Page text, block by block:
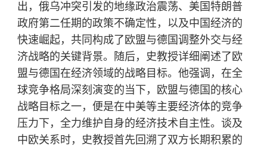
出，俄乌冲突引发的地缘政治震荡、美国特朗普
政府第二任期的政策不确定性，以及中国经济的
快速崛起，共同构成了欧盟与德国调整外交与经
济战略的关键背景。随后，史教授详细阐述了欧
盟与德国在经济领域的战略目标。他强调，在全
球竞争格局深刻演变的当下，欧盟与德国的核心
战略目标之一，便是在中美等主要经济体的竞争
压力下，全力维护自身的经济技术自主性。谈及
中欧关系时，史教授首先回溯了双方长期积累的